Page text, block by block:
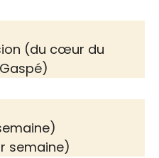
(du cœur du
semaine)